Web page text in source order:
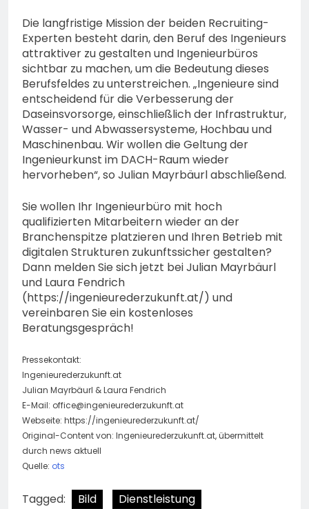
Die langfristige Mission der beiden Recruiting-
Experten besteht darin, den Beruf des Ingenieurs
attraktiver zu gestalten und Ingenieurbüros
sichtbar zu machen, um die Bedeutung dieses
Berufsfeldes zu unterstreichen. „Ingenieure sind
entscheidend für die Verbesserung der
Daseinsvorsorge, einschließlich der Infrastruktur,
Wasser- und Abwassersysteme, Hochbau und
Maschinenbau. Wir wollen die Geltung der
Ingenieurkunst im DACH-Raum wieder
hervorheben“, so Julian Mayrbäurl abschließend.
Sie wollen Ihr Ingenieurbüro mit hoch
qualifizierten Mitarbeitern wieder an der
Branchenspitze platzieren und Ihren Betrieb mit
digitalen Strukturen zukunftssicher gestalten?
Dann melden Sie sich jetzt bei Julian Mayrbäurl
und Laura Fendrich
(https://ingenieurederzukunft.at/) und
vereinbaren Sie ein kostenloses
Beratungsgespräch!
Pressekontakt:
Ingenieurederzukunft.at
Julian Mayrbäurl & Laura Fendrich
E-Mail: office@ingenieurederzukunft.at
Webseite: https://ingenieurederzukunft.at/
Original-Content von: Ingenieurederzukunft.at, übermittelt
durch news aktuell
Quelle: ots
Tagged: Bild Dienstleistung